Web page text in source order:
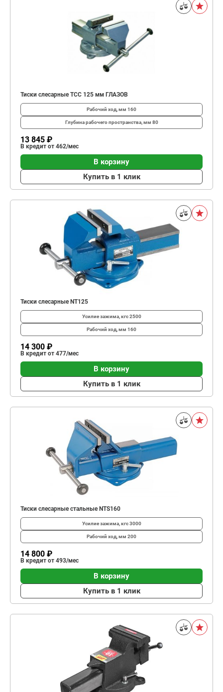
Тиски слесарные TCC 125 мм ГЛАЗОВ
Рабочий ход, мм 160
Глубина рабо­чего простран­ства, мм 80
13 845 ₽
В кредит от 462/мес
В корзину
Купить в 1 клик
Тиски слесарные NT125
Усилие зажима, кгс2500
Рабочий ход, мм 160
14 300 ₽
В кредит от 477/мес
В корзину
Купить в 1 клик
Тиски слесарные стальные NTS160
Усилие зажима, кгс3000
Рабочий ход, мм 200
14 800 ₽
В кредит от 493/мес
В корзину
Купить в 1 клик